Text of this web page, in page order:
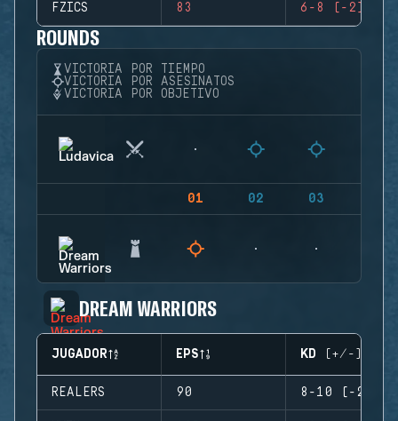
FZICS 83 6-8 (-2)
ROUNDS
VICTORIA POR TIEMPO
VICTORIA POR ASESINATOS
VICTORIA POR OBJETIVO
01 02 03
DREAM WARRIORS
JUGADOR EPS KD (+/-)
REALERS 90 8-10 (-2)